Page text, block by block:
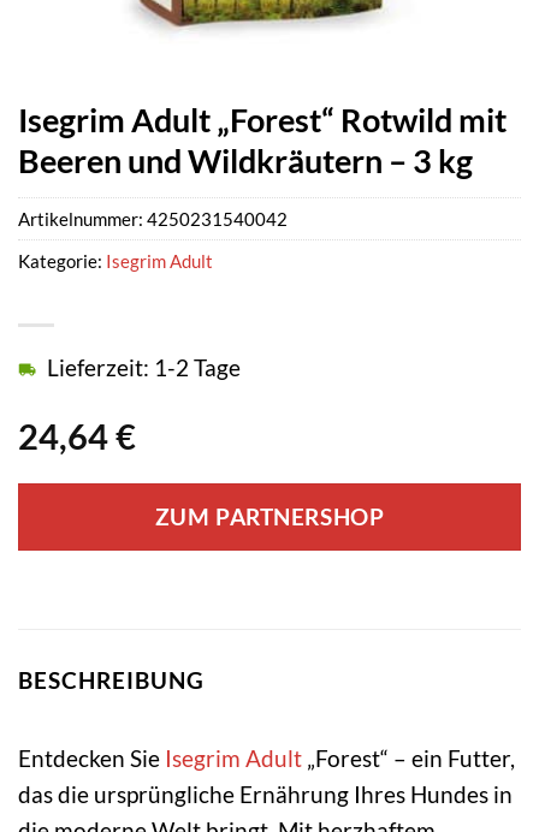
Isegrim Adult „Forest“ Rotwild mit
Beeren und Wildkräutern – 3 kg
24,64€
Lieferzeit: 1-2 Tage
ZUM PARTNERSHOP
Artikelnummer: 4250231540042
Kategorie: Isegrim Adult
BESCHREIBUNG
Entdecken Sie Isegrim Adult „Forest“ – ein Futter,
das die ursprüngliche Ernährung Ihres Hundes in